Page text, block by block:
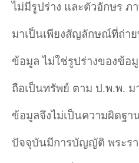
ไม่มีรูปร่าง และตัวอักษร ภ
มาเป็นเพียงสัญลักษณ์ที่ถ่า
ข้อมูล ไม่ใช่รูปร่างของข้อ
ถือเป็นทรัพย์ ตาม ป.พ.พ. ม
ข้อมูลจึงไม่เป็นความผิดฐา
ปัจจุบันมีการบัญญัติ พระร